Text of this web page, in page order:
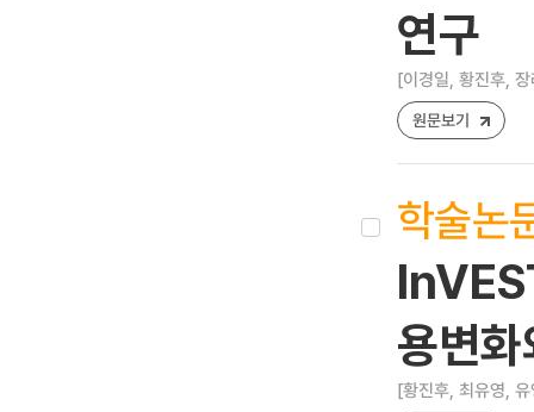
연구
[이경일, 황진후,
원문보기
학술논
용변
[황진후, 최유영,